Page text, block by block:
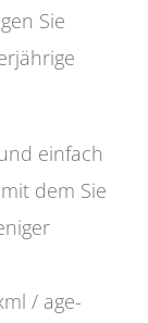
Sie
einfach
dem Sie
/ age-